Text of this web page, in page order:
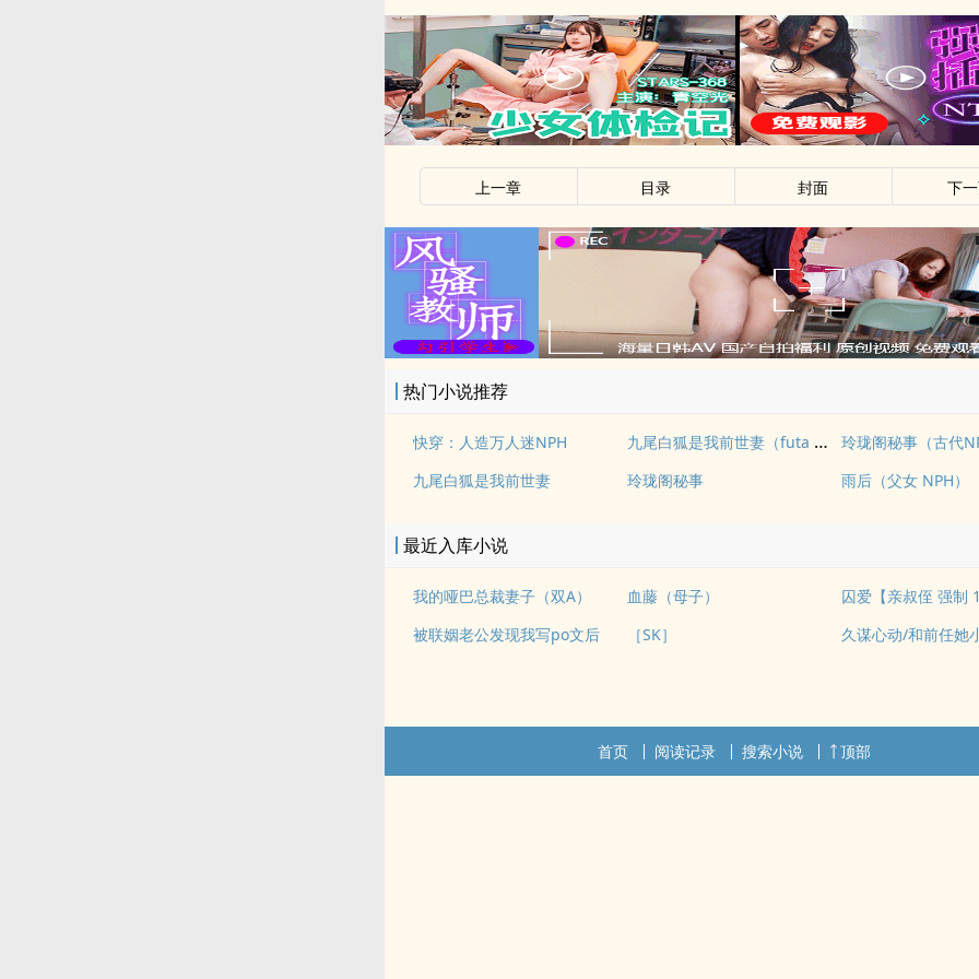
上一章 目录 封面 下
热门小说推荐
快穿：人造万人迷NPH 九尾白狐是我前世妻（futa 百合）
玲珑阁秘事（古代
九尾白狐是我前世妻
玲珑阁秘事 雨后（父女 NPH）
最近入库小说
我的哑巴总裁妻子（双A） 血藤（母子）
囚爱【亲叔侄 强制
被联姻老公发现我写po文后
［SK］
首页 阅读记录 搜索小说 顶部